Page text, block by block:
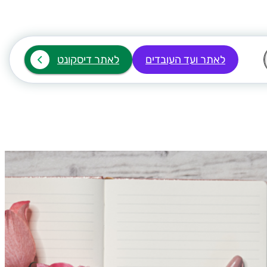
לאתר ועד העובדים לאתר דיסקונט